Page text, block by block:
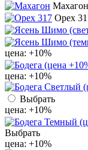
Махагон
Орех
цена: +10%
цена: +10%
Выбрать
цена: +10%
Выбрать
цена: +10%